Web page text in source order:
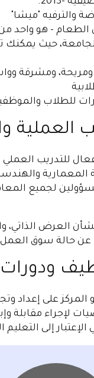
والترفيه "ميشا"
- هو واحد من
حيث يمكنك
ومشرقة
للطلاب
العملية
للتدريب
لجميع
العرض الذاتي،
عن حالة سوق العمل
ودورات
على إعداد
لإجراء مقابلة
الإعتبار إلى